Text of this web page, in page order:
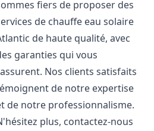
fiers de proposer des
de chauffe eau solaire
de haute qualité, avec
garanties qui vous
Nos clients satisfaits
de notre expertise
de notre professionnalisme.
plus, contactez-nous